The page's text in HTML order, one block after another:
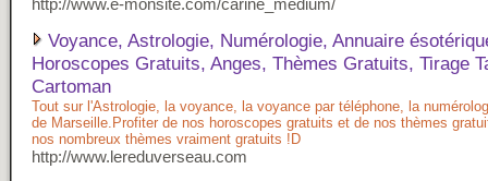
http://www.e-monsite.com/carine_medium/
Voyance, Astrologie, Numérologie, Annuaire
Horoscopes Gratuits, Anges, Thèmes Gratuits, Tirage
Cartoman
Tout sur l'Astrologie, la voyance, la voyance par téléphone, la
de Marseille.Profiter de nos horoscopes gratuits et de nos thèmes
nos nombreux thèmes vraiment gratuits !D
http://www.lereduverseau.com